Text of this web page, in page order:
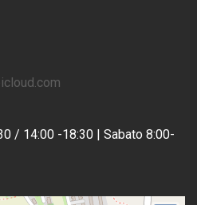
/ 14:00 -18:30 | Sabato 8:00-